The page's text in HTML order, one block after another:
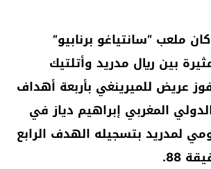
ملعب “سانتياغو برنابيو”
بين ريال مدريد وأتلتيك
عريض للميرينغي بأربعة أهداف
المغربي إبراهيم دياز في
لمدريد بتسجيله الهدف الرابع
88.